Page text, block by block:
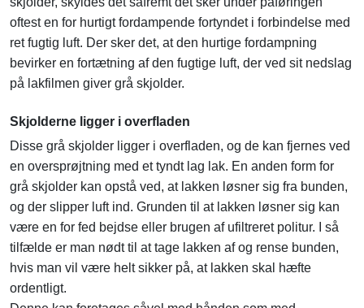
oftest en for hurtigt fordampende fortyndet i forbindelse med
ret fugtig luft. Der sker det, at den hurtige fordampning
bevirker en fortætning af den fugtige luft, der ved sit nedslag
på lakfilmen giver grå skjolder.
Skjolderne ligger i overfladen
Disse grå skjolder ligger i overfladen, og de kan fjernes ved
en oversprøjtning med et tyndt lag lak. En anden form for
grå skjolder kan opstå ved, at lakken løsner sig fra bunden,
og der slipper luft ind. Grunden til at lakken løsner sig kan
være en for fed bejdse eller brugen af ufiltreret politur. I så
tilfælde er man nødt til at tage lakken af og rense bunden,
hvis man vil være helt sikker på, at lakken skal hæfte
ordentligt.